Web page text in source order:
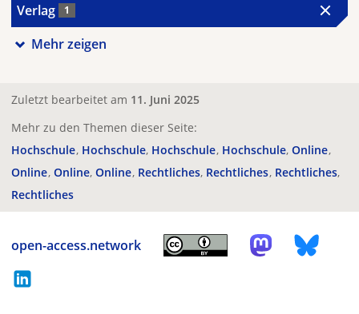
Verlag 1
Mehr zeigen
Zuletzt bearbeitet am 11. Juni 2025
Mehr zu den Themen dieser Seite:
Hochschule Hochschule Hochschule Hochschule Online
Online Online Online Rechtliches Rechtliches Rechtliches
Rechtliches
open-access.network